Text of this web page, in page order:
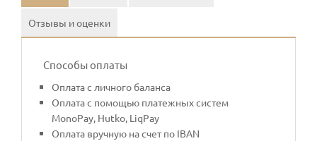
Отзывы и оценки
Способы оплаты
Оплата с личного баланса
Оплата с помощью платежных систем
MonoPay, Hutko, LiqPay
Оплата вручную на счет по IBAN